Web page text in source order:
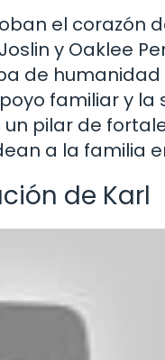
el corazón
y Oaklee
de
familiar y la
pilar de
a la familia
de Karl